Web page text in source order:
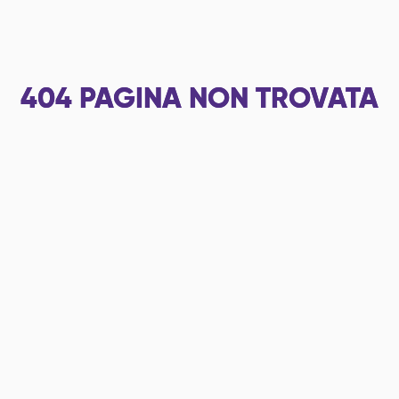
404 PAGINA NON TROVATA